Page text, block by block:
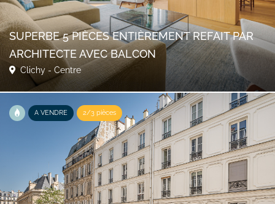
SUPERBE 5 PIÈCES ENTIÈREMENT REFAIT PAR
ARCHITECTE AVEC BALCON
Clichy - Centre
A VENDRE 2/3 pièces